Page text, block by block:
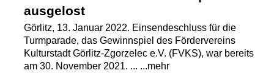
ausgelost
Görlitz, 13. Januar 2022. Einsendeschluss für die
Turmparade, das Gewinnspiel des Fördervereins
Kulturstadt Görlitz-Zgorzelec e.V. (FVKS), war bereits
am 30. November 2021. ... ...mehr